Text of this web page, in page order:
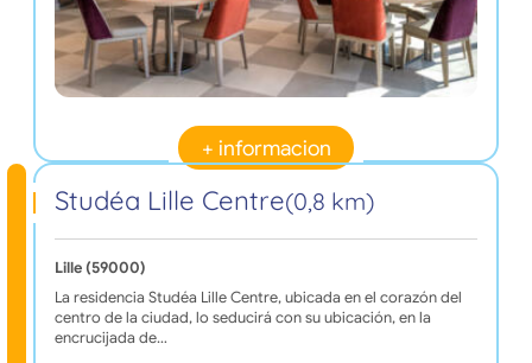
+ informacion
Studéa Lille Centre(0,8 km)
Lille (59000)
La residencia Studéa Lille Centre, ubicada en el corazón del
centro de la ciudad, lo seducirá con su ubicación, en la
encrucijada de…